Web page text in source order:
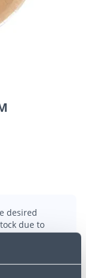
desired
due to
alternatives
bring you